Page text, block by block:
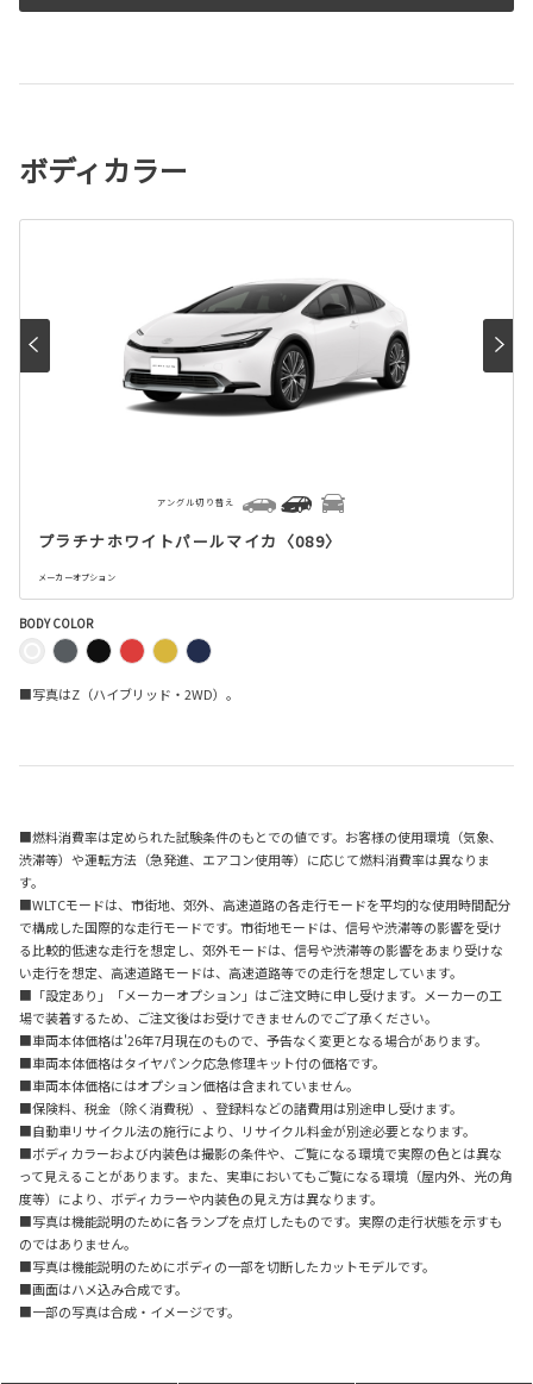
ボディカラー
プラチナホワイトパールマイカ〈089〉
メーカーオプション
アングル切り替え
BODY COLOR
■写真はZ（ハイブリッド・2WD）。
■燃料消費率は定められた試験条件のもとでの値です。お客様の使用環境（気象、
渋滞等）や運転方法（急発進、エアコン使用等）に応じて燃料消費率は異なりま
す。
■WLTCモードは、市街地、郊外、高速道路の各走行モードを平均的な使用時間配分
で構成した国際的な走行モードです。市街地モードは、信号や渋滞等の影響を受け
る比較的低速な走行を想定し、郊外モードは、信号や渋滞等の影響をあまり受けな
い走行を想定、高速道路モードは、高速道路等での走行を想定しています。
■「設定あり」「メーカーオプション」はご注文時に申し受けます。メーカーの工
場で装着するため、ご注文後はお受けできませんのでご了承ください。
■車両本体価格は'26年7月現在のもので、予告なく変更となる場合があります。
■車両本体価格はタイヤパンク応急修理キット付の価格です。
■車両本体価格にはオプション価格は含まれていません。
■保険料、税金（除く消費税）、登録料などの諸費用は別途申し受けます。
■自動車リサイクル法の施行により、リサイクル料金が別途必要となります。
■ボディカラーおよび内装色は撮影の条件や、ご覧になる環境で実際の色とは異な
って見えることがあります。また、実車においてもご覧になる環境（屋内外、光の角
度等）により、ボディカラーや内装色の見え方は異なります。
■写真は機能説明のために各ランプを点灯したものです。実際の走行状態を示すも
のではありません。
■写真は機能説明のためにボディの一部を切断したカットモデルです。
■画面はハメ込み合成です。
■一部の写真は合成・イメージです。